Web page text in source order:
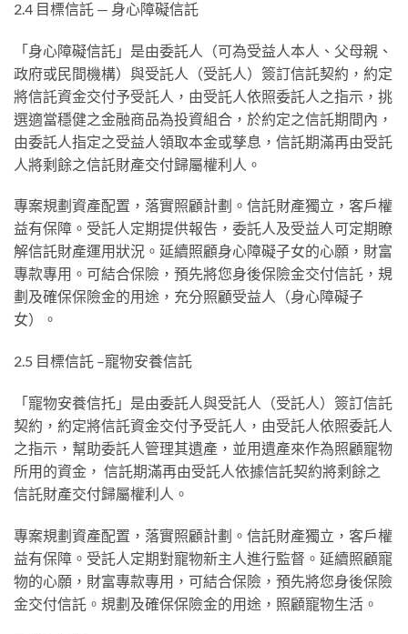
2.4 ⽬標信託 — ⾝⼼障礙信託
「⾝⼼障礙信託」是由委託⼈（可為受益⼈本⼈、⽗⺟親、
政府或⺠間機構）與受託⼈（受託⼈）簽訂信託契約，約定
將信託資⾦交付予受託⼈，由受託⼈依照委託⼈之指⽰，挑
選適當穩健之⾦融商品為投資組合，於約定之信託期間內，
由委託⼈指定之受益⼈領取本⾦或孳息，信託期滿再由受託
⼈將剩餘之信託財產交付歸屬權利⼈。
專案規劃資產配置，落實照顧計劃。信託財產獨⽴，客戶權
益有保障。受託⼈定期提供報告，委託⼈及受益⼈可定期瞭
解信託財產運⽤狀況。延續照顧⾝⼼障礙⼦⼥的⼼願，財富
專款專⽤。可結合保險，預先將您⾝後保險⾦交付信託，規
劃及確保保險⾦的⽤途，充分照顧受益⼈（⾝⼼障礙⼦
⼥）。
2.5 ⽬標信託 –寵物安養信託
「寵物安養信托」是由委託⼈與受託⼈（受託⼈）簽訂信託
契約，約定將信託資⾦交付予受託⼈，由受託⼈依照委託⼈
之指⽰，幫助委託⼈管理其遺產，並⽤遺產來作為照顧寵物
所⽤的資⾦， 信託期滿再由受託⼈依據信託契約將剩餘之
信託財產交付歸屬權利⼈。
專案規劃資產配置，落實照顧計劃。信託財產獨⽴，客戶權
益有保障。受託⼈定期對寵物新主⼈進⾏監督。延續照顧寵
物的⼼願，財富專款專⽤，可結合保險，預先將您⾝後保險
⾦交付信託。規劃及確保保險⾦的⽤途，照顧寵物⽣活。